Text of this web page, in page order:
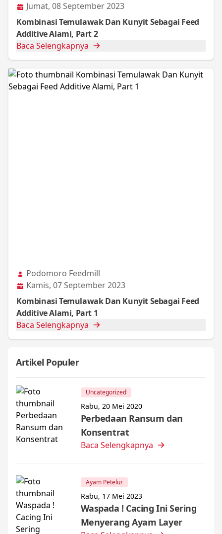
Jumat, 08 September 2023
Kombinasi Temulawak Dan Kunyit Sebagai Feed
Additive Alami, Part 2
Baca Selengkapnya
Podomoro Feedmill
Kamis, 07 September 2023
Kombinasi Temulawak Dan Kunyit Sebagai Feed
Additive Alami, Part 1
Baca Selengkapnya
Artikel Populer
Uncategorized
Rabu, 20 Mei 2020
Perbedaan Ransum dan
Konsentrat
Baca Selengkapnya
Ayam Petelur
Rabu, 17 Mei 2023
Waspada ! Cacing Ini Sering
Menyerang Ayam Layer